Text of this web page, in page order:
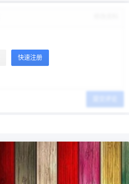
快速注册